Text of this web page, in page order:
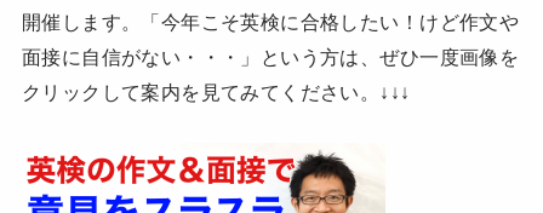
開催します。「今年こそ英検に合格したい！けど作文や
面接に自信がない・・・」という方は、ぜひ一度画像を
クリックして案内を見てみてください。↓↓↓